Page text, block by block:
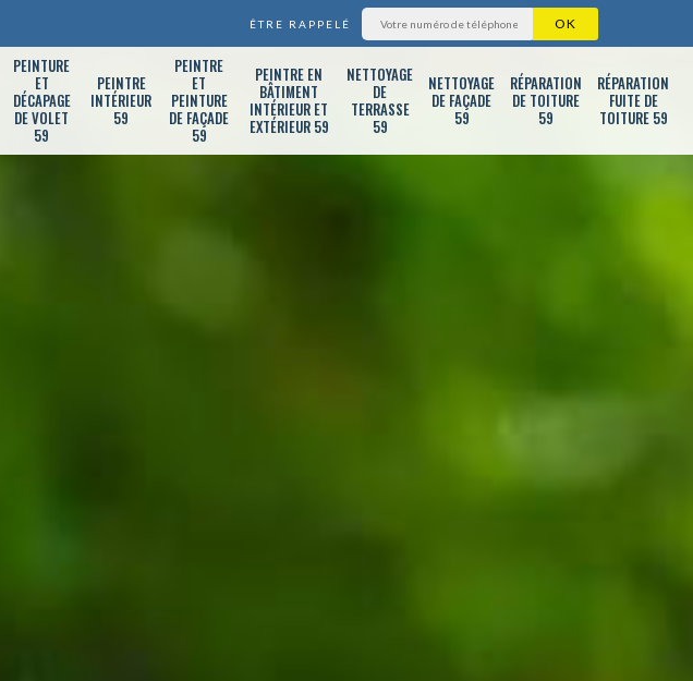
ÊTRE RAPPELÉ
PEINTURE
ET
DÉCAPAGE
DE VOLET
59
PEINTRE
INTÉRIEUR
59
PEINTRE
ET
PEINTURE
DE FAÇADE
59
PEINTRE EN
BÂTIMENT
INTÉRIEUR ET
EXTÉRIEUR 59
NETTOYAGE
DE
TERRASSE
59
NETTOYAGE
DE FAÇADE
59
RÉPARATION
DE TOITURE
59
RÉPARATION
FUITE DE
TOITURE 59